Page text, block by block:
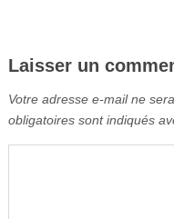
Laisser un
Votre adresse e-mail ne
obligatoires sont indiqués